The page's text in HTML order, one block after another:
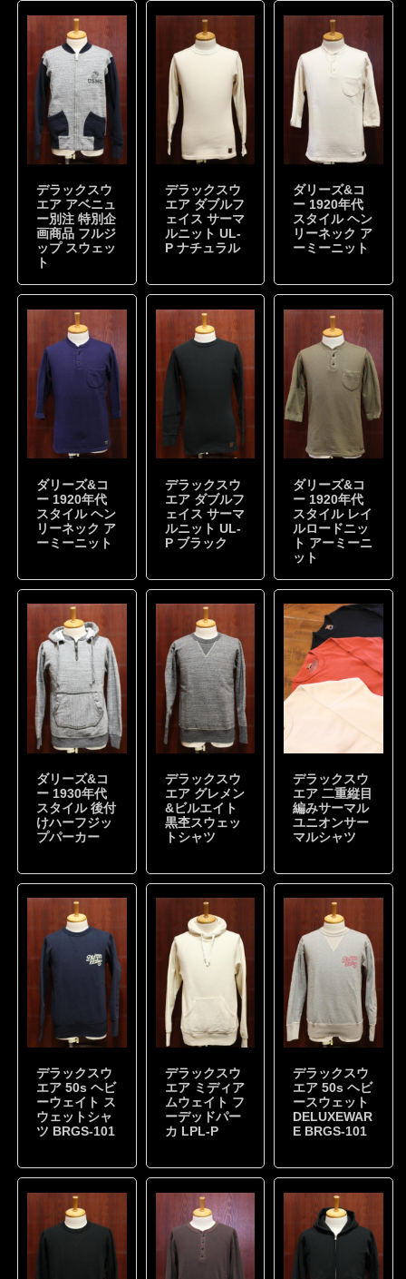
デラックスウ
エア アベニュ
ー別注 特別企
画商品 フルジ
ップ スウェッ
ト
デラックスウ
エア ダブルフ
ェイス サーマ
ルニット UL-
P ナチュラル
ダリーズ&コ
ー 1920年代
スタイル ヘン
リーネック ア
ーミーニット
ダリーズ&コ
ー 1920年代
スタイル ヘン
リーネック ア
ーミーニット
デラックスウ
エア ダブルフ
ェイス サーマ
ルニット UL-
P ブラック
ダリーズ&コ
ー 1920年代
スタイル レイ
ルロードニッ
ト アーミーニ
ット
ダリーズ&コ
ー 1930年代
スタイル 後付
けハーフジッ
プパーカー
デラックスウ
エア グレメン
&ビルエイト
黒杢スウェッ
トシャツ
デラックスウ
エア 二重縦目
編みサーマル
ユニオンサー
マルシャツ
デラックスウ
エア 50s ヘビ
ーウェイト ス
ウェットシャ
ツ BRGS-101
デラックスウ
エア ミディア
ムウェイト フ
ーデッドパー
カ LPL-P
デラックスウ
エア 50s ヘビ
ースウェット
DELUXEWAR
E BRGS-101